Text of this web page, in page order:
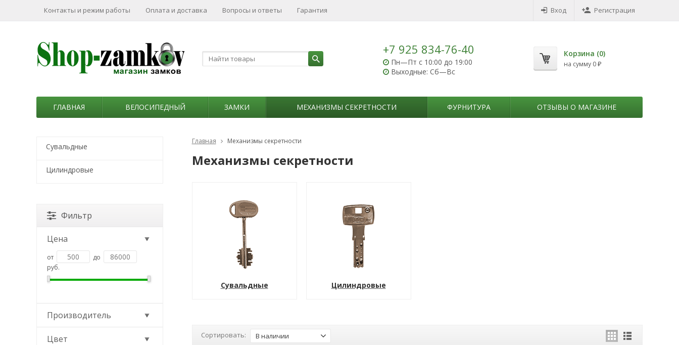
Контакты и режим работы Оплата и доставка Вопросы и ответы Гарантия Вход Регистрация
+7 925 834-76-40
Пн—Пт с 10:00 до 19:00
Выходные: Сб—Вс
Корзина (0)
на сумму 0 ₽
ГЛАВНАЯ ВЕЛОСИПЕДНЫЙ ЗАМКИ МЕХАНИЗМЫ СЕКРЕТНОСТИ ФУРНИТУРА ОТЗЫВЫ О МАГАЗИНЕ
Главная Механизмы секретности
Механизмы секретности
Сувальдные Цилиндровые
Сортировать: В наличии
Сувальдные
Цилиндровые
Фильтр
Цена
от
до
руб.
Производитель
Цвет